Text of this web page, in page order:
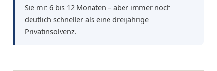
Sie mit 6 bis 12 Monaten – aber immer noch
deutlich schneller als eine dreijährige
Privatinsolvenz.